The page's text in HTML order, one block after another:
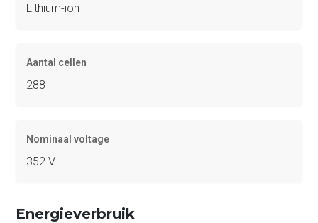
Lithium-ion
Aantal cellen
288
Nominaal voltage
352 V
Energieverbruik